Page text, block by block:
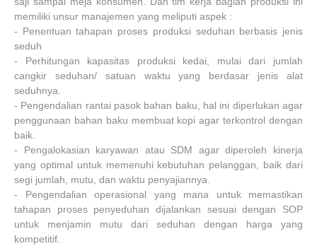
memiliki unsur manajemen yang meliputi aspek :
- Penentuan tahapan proses produksi seduhan berbasis jenis
seduh
-
Perhitungan kapasitas produksi kedai, mulai dari jumlah
cangkir seduhan/ satuan waktu yang berdasar jenis alat
seduhnya.
- Pengendalian rantai pasok bahan baku, hal ini diperlukan agar
penggunaan bahan baku membuat kopi agar terkontrol dengan
baik.
-
Pengalokasian karyawan atau SDM agar diperoleh kinerja
yang optimal untuk memenuhi kebutuhan pelanggan, baik dari
segi jumlah, mutu, dan waktu penyajiannya.
-
Pengendalian operasional yang mana untuk memastikan
tahapan proses penyeduhan dijalankan sesuai dengan SOP
untuk menjamin mutu dari seduhan dengan harga yang
kompetitif.